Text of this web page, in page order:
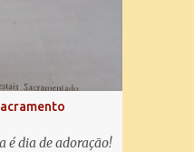
degredados filhos
gemendo e
Eia, pois,
olhos
e depois deste
Bendito é o
ó piedosa,
dia de adoração!